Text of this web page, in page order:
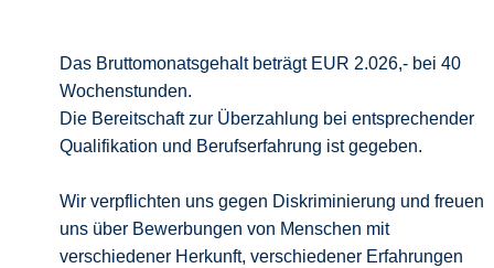
Das Bruttomonatsgehalt beträgt EUR 2.026,- bei 40
Wochenstunden.
Die Bereitschaft zur Überzahlung bei entsprechender
Qualifikation und Berufserfahrung ist gegeben.
Wir verpflichten uns gegen Diskriminierung und freuen
uns über Bewerbungen von Menschen mit
verschiedener Herkunft, verschiedener Erfahrungen